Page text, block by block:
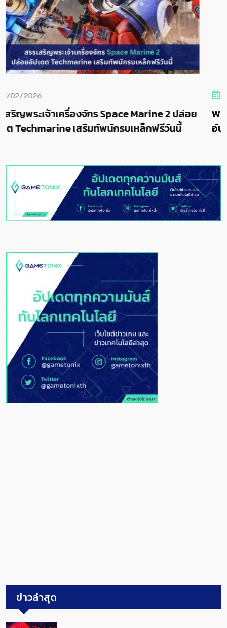
2 ปล่อย
ฟรีวันนี้
Warhammer 40,000: Space Marine
อัปเดต Reclamation –
ข่าวล่าสุด